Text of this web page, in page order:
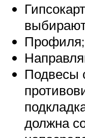
Профиля;
Подвесы
должна